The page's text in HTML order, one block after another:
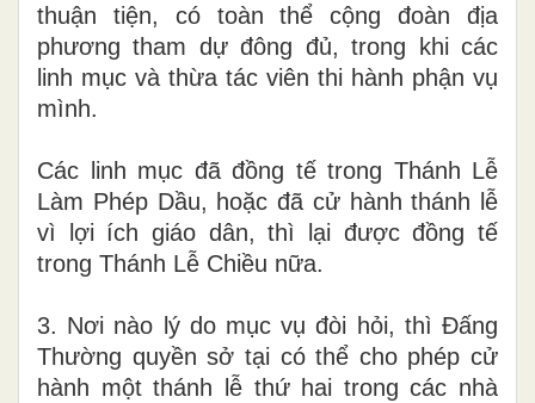
thuận tiện, có toàn thể cộng đoàn địa
phương tham dự đông đủ, trong khi các
linh mục và thừa tác viên thi hành phận vụ
mình.
Các linh mục đã đồng tế trong Thánh Lễ
Làm Phép Dầu, hoặc đã cử hành thánh lễ
vì lợi ích giáo dân, thì lại được đồng tế
trong Thánh Lễ Chiều nữa.
3. Nơi nào lý do mục vụ đòi hỏi, thì Đấng
Thường quyền sở tại có thể cho phép cử
hành một thánh lễ thứ hai trong các nhà